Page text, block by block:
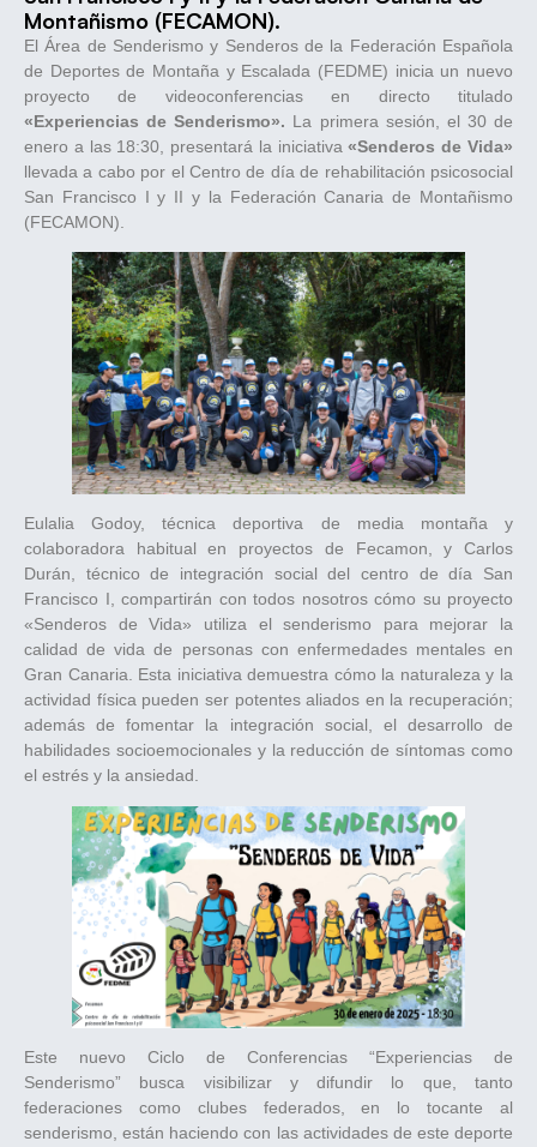
Montañismo (FECAMON).
El Área de Senderismo y Senderos de la Federación Española
de Deportes de Montaña y Escalada (FEDME) inicia un nuevo
proyecto de videoconferencias en directo titulado
«Experiencias de Senderismo». La primera sesión, el 30 de
enero a las 18:30, presentará la iniciativa«Senderos de Vida»
llevada a cabo por el Centro de día de rehabilitación psicosocial
San Francisco I y II y la Federación Canaria de Montañismo
(FECAMON).
Eulalia Godoy, técnica deportiva de media montaña y
colaboradora habitual en proyectos de Fecamon, y Carlos
Durán, técnico de integración social del centro de día San
Francisco I, compartirán con todos nosotros cómo su proyecto
«Senderos de Vida» utiliza el senderismo para mejorar la
calidad de vida de personas con enfermedades mentales en
Gran Canaria. Esta iniciativa demuestra cómo la naturaleza y la
actividad física pueden ser potentes aliados en la recuperación;
además de fomentar la integración social, el desarrollo de
habilidades socioemocionales y la reducción de síntomas como
el estrés y la ansiedad.
Este nuevo Ciclo de Conferencias “Experiencias de
Senderismo” busca visibilizar y difundir lo que, tanto
federaciones como clubes federados, en lo tocante al
senderismo, están haciendo con las actividades de este deporte